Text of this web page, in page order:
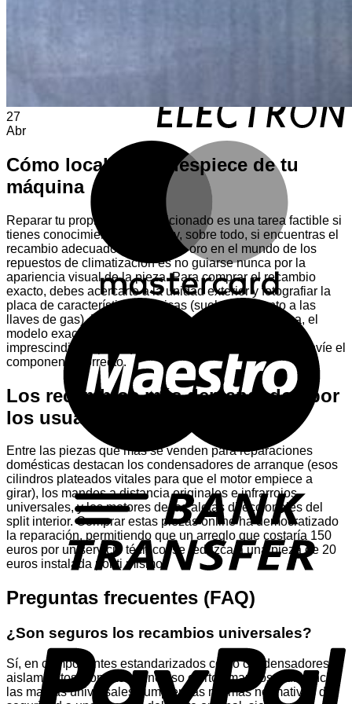
27
Abr
Cómo localizar el despiece de tu
máquina
Reparar tu propio aire acondicionado es una tarea factible si
tienes conocimientos básicos y, sobre todo, si encuentras el
recambio adecuado. La regla de oro en el mundo de los
repuestos de climatización es no guiarse nunca por la
apariencia visual de la pieza. Para comprar el recambio
exacto, debes acercarte a la unidad exterior y fotografiar la
placa de características técnicas (suele estar junto a las
llaves de gas). En esa pegatina encontrarás la marca, el
modelo exacto y el código técnico; tres datos
imprescindibles para que un vendedor profesional te envíe el
componente correcto.
Los recambios más demandados por
los usuarios
Entre las piezas que más se venden para reparaciones
domésticas destacan los condensadores de arranque (esos
cilindros plateados vitales para que el motor empiece a
girar), los mandos a distancia originales e infrarrojos
universales, y los motores de las aletas direccionales del
split interior. Comprar estas piezas online ha democratizado
la reparación, permitiendo que un arreglo que costaría 150
euros por un servicio técnico, se reduzca a una pieza de 20
euros instalada por ti mismo.
Preguntas frecuentes (FAQ)
¿Son seguros los recambios universales?
Sí, en componentes estandarizados como condensadores,
aislamientos, soportes e incluso ciertos mandos a distancia,
las marcas universales cumplen las mismas normativas de